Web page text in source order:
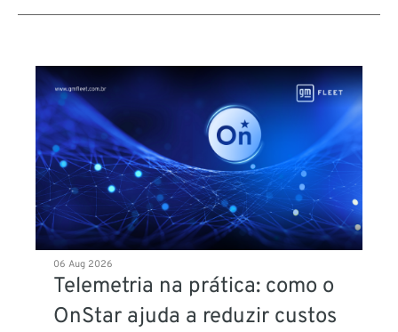
06 Aug 2026
Telemetria na prática: como o
OnStar ajuda a reduzir custos